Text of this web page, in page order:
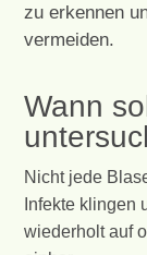
zu erkennen
vermeiden.
Wann
Nicht jede
Infekte klingen
wiederholt auf